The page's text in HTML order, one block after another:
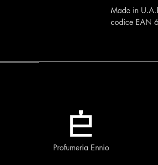
Made in
codice EAN
Profumeria Ennio